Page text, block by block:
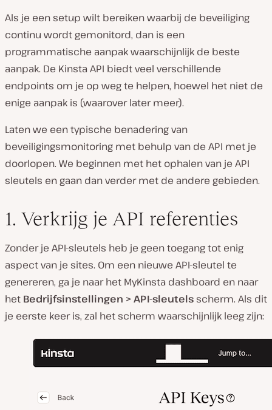
Als je een setup wilt bereiken waarbij de beveiliging
continu wordt gemonitord, dan is een
programmatische aanpak waarschijnlijk de beste
aanpak. De Kinsta API biedt veel verschillende
endpoints om je op weg te helpen, hoewel het niet de
enige aanpak is (waarover later meer).
Laten we een typische benadering van
beveiligingsmonitoring met behulp van de API met je
doorlopen. We beginnen met het ophalen van je API
sleutels en gaan dan verder met de andere gebieden.
1. Verkrijg je API referenties
Zonder je API-sleutels heb je geen toegang tot enig
aspect van je sites. Om een nieuwe API-sleutel te
genereren, ga je naar het MyKinsta dashboard en naar
het Bedrijfsinstellingen > API-sleutels scherm. Als dit
je eerste keer is, zal het scherm waarschijnlijk leeg zijn: